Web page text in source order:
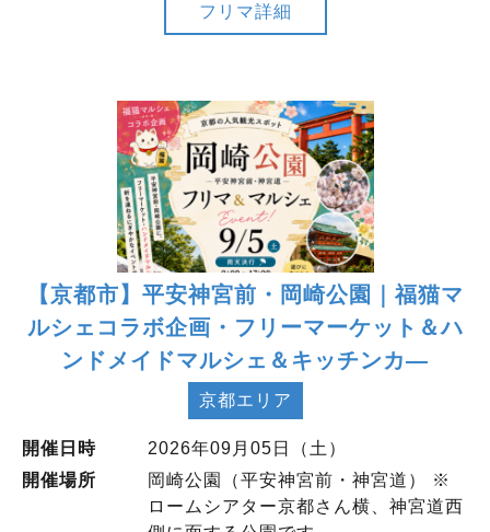
フリマ詳細
【京都市】平安神宮前・岡崎公園｜福猫マ
ルシェコラボ企画・フリーマーケット＆ハ
ンドメイドマルシェ＆キッチンカ―
京都エリア
開催日時
2026年09月05日（土）
開催場所
岡崎公園（平安神宮前・神宮道） ※
ロームシアター京都さん横、神宮道西